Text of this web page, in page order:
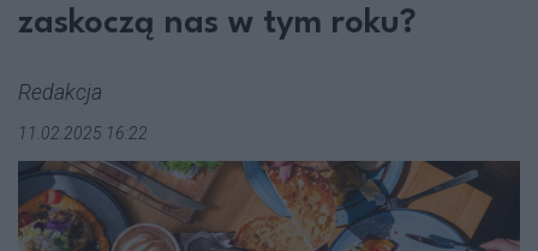
zaskoczą nas w tym roku?
Redakcja
11.02.2025 16:22